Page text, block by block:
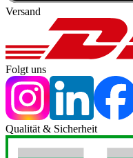
Versand
Folgt uns
Qualität & Sicherheit